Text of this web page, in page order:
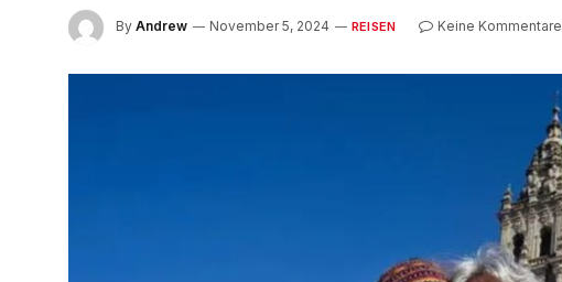
By Andrew November 5, 2024 REISEN Keine Kommentare